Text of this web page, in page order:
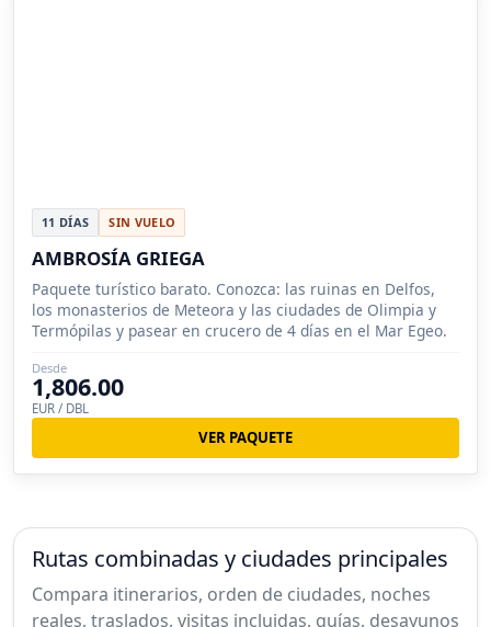
11 DÍAS SIN VUELO
AMBROSÍA GRIEGA
Paquete turístico barato. Conozca: las ruinas en Delfos,
los monasterios de Meteora y las ciudades de Olimpia y
Termópilas y pasear en crucero de 4 días en el Mar Egeo.
Desde
1,806.00
EUR / DBL
VER PAQUETE
Rutas combinadas y ciudades principales
Compara itinerarios, orden de ciudades, noches
reales, traslados, visitas incluidas, guías, desayunos